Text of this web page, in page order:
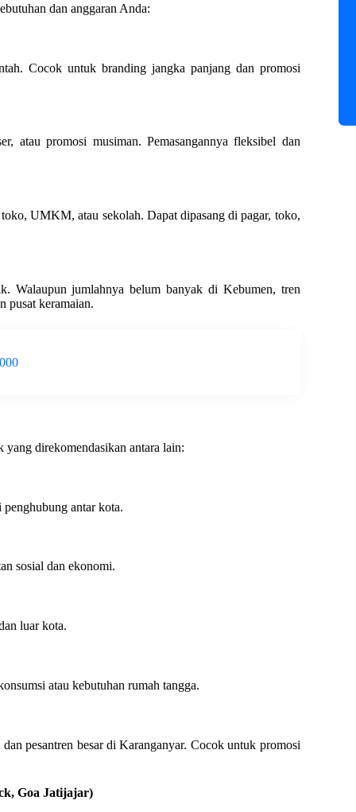
dan anggaran Anda:
Cocok untuk branding jangka panjang dan promosi
atau promosi musiman. Pemasangannya fleksibel dan
UMKM, atau sekolah. Dapat dipasang di pagar, toko,
Walaupun jumlahnya belum banyak di Kebumen, tren
pusat keramaian.
direkomendasikan antara lain:
penghubung antar kota.
sosial dan ekonomi.
luar kota.
atau kebutuhan rumah tangga.
pesantren besar di Karanganyar. Cocok untuk promosi
Goa Jatijajar)